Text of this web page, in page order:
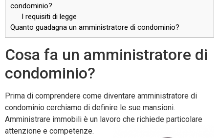
condominio?
I requisiti di legge
Quanto guadagna un amministratore di condominio?
Cosa fa un amministratore di
condominio?
Prima di comprendere come diventare amministratore di
condominio cerchiamo di definire le sue mansioni.
Amministrare immobili è un lavoro che richiede particolare
attenzione e competenze.